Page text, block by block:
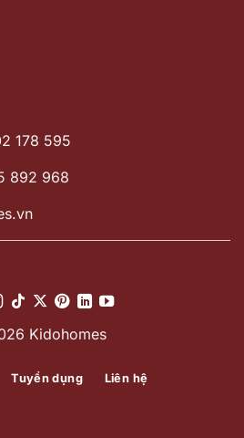
178 595
892 968
Kidohomes
Tuyển dụng Liên hệ